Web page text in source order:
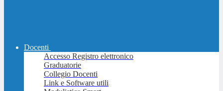
Docenti
Accesso Registro elettronico
Graduatorie
Collegio Docenti
Link e Software utili